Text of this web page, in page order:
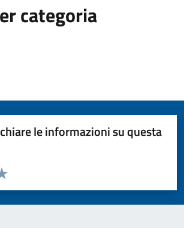
categoria
le informazioni su questa
pagina
5 stelle su 5
4 stelle su 5
su 5
su 5
5